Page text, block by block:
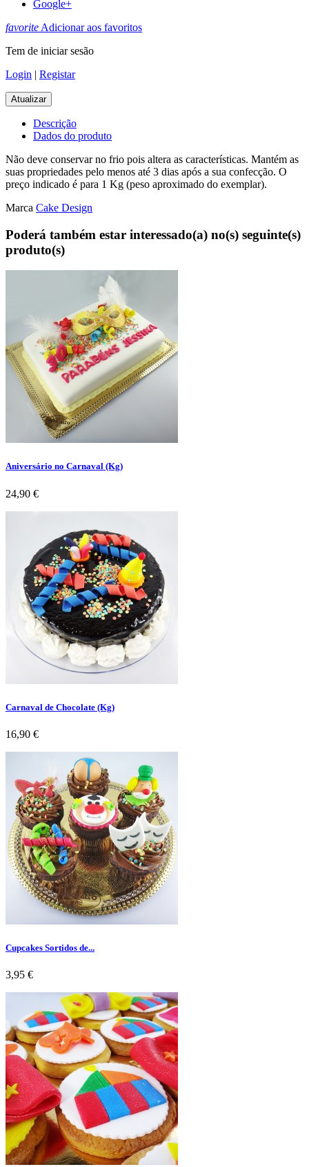
Google+
favorite Adicionar aos favoritos
Tem de iniciar sesão
Login | Registar
Descrição
Dados do produto
Não deve conservar no frio pois altera as características. Mantém as
suas propriedades pelo menos até 3 dias após a sua confecção. O
preço indicado é para 1 Kg (peso aproximado do exemplar).
Marca Cake Design
Poderá também estar interessado(a) no(s) seguinte(s)
produto(s)
Aniversário no Carnaval (Kg)
Preço
24,90 €
Carnaval de Chocolate (Kg)
Preço
16,90 €
Cupcakes Sortidos de...
Preço
3,95 €